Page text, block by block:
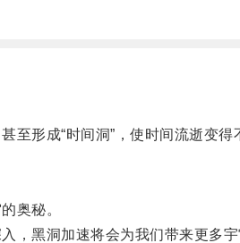
形成“时间洞”，使时间流逝变得
奥秘。
黑洞加速将会为我们带来更多宇